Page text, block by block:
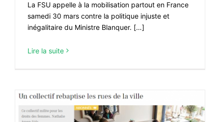
La FSU appelle à la mobilisation partout en France
samedi 30 mars contre la politique injuste et
inégalitaire du Ministre Blanquer. […]
Lire la suite